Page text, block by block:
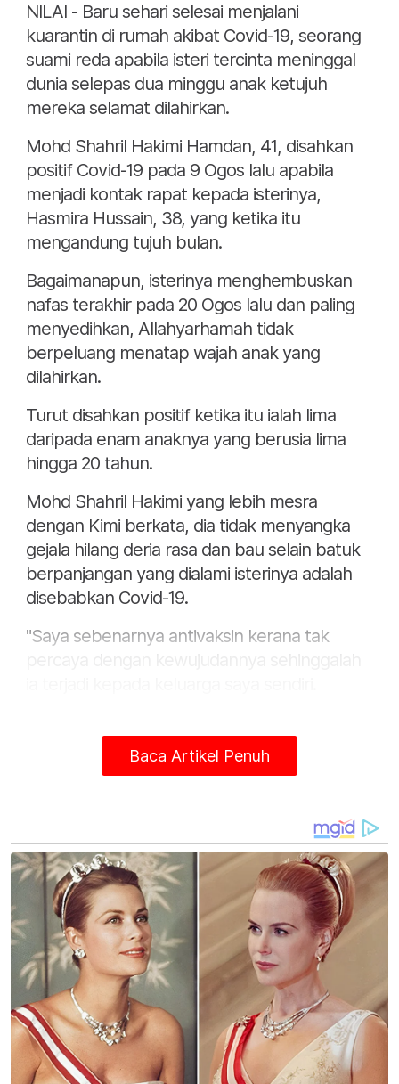
NILAI - Baru sehari selesai menjalani
kuarantin di rumah akibat Covid-19, seorang
suami reda apabila isteri tercinta meninggal
dunia selepas dua minggu anak ketujuh
mereka selamat dilahirkan.
Mohd Shahril Hakimi Hamdan, 41, disahkan
positif Covid-19 pada 9 Ogos lalu apabila
menjadi kontak rapat kepada isterinya,
Hasmira Hussain, 38, yang ketika itu
mengandung tujuh bulan.
Bagaimanapun, isterinya menghembuskan
nafas terakhir pada 20 Ogos lalu dan paling
menyedihkan, Allahyarhamah tidak
berpeluang menatap wajah anak yang
dilahirkan.
Turut disahkan positif ketika itu ialah lima
daripada enam anaknya yang berusia lima
hingga 20 tahun.
Mohd Shahril Hakimi yang lebih mesra
dengan Kimi berkata, dia tidak menyangka
gejala hilang deria rasa dan bau selain batuk
berpanjangan yang dialami isterinya adalah
disebabkan Covid-19.
"Saya sebenarnya antivaksin kerana tak
percaya dengan kewujudannya sehinggalah
"Bila lihat keadaan arwah yang bergejala,
saya bawanya ke Klinik Kesihatan Nilai untuk
buat saringan. Hanya ALLAH yang tahu
perasan saya bila diberitahu yang isteri
positif," katanya ketika ditemui di rumah
Baca Artikel Penuh